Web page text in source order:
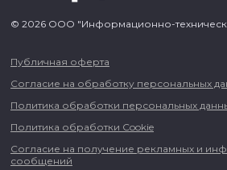
© 2026 ООО "Информационно-
Публичная оферта
Согласие на обработку персональных
Политика обработки персональных
Политика обработки Cookie
Согласие на получение рекламных и
сообщений